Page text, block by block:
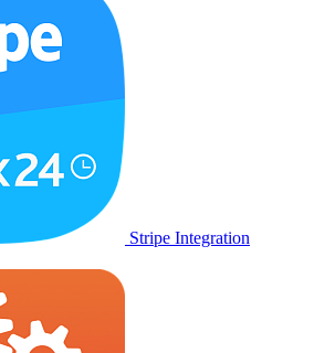
Stripe Integration